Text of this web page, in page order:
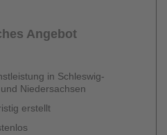
Angebot
in Schleswig-
Niedersachsen
erstellt